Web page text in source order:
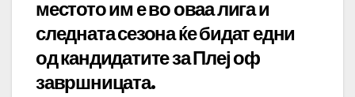
местото им е во оваа лига и
следната сезона ќе бидат едни
од кандидатите за Плеј оф
завршницата.